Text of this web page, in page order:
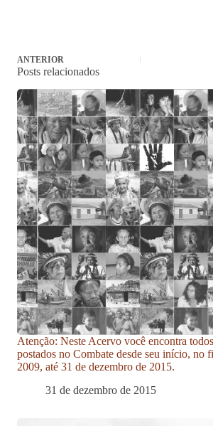
ANTERIOR
Posts relacionados
Atenção: Neste Acervo você encontra
postados no Combate desde seu início, no
2009, até 31 de dezembro de 2015.
31 de dezembro de 2015